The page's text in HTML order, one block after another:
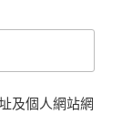
及個人網站網